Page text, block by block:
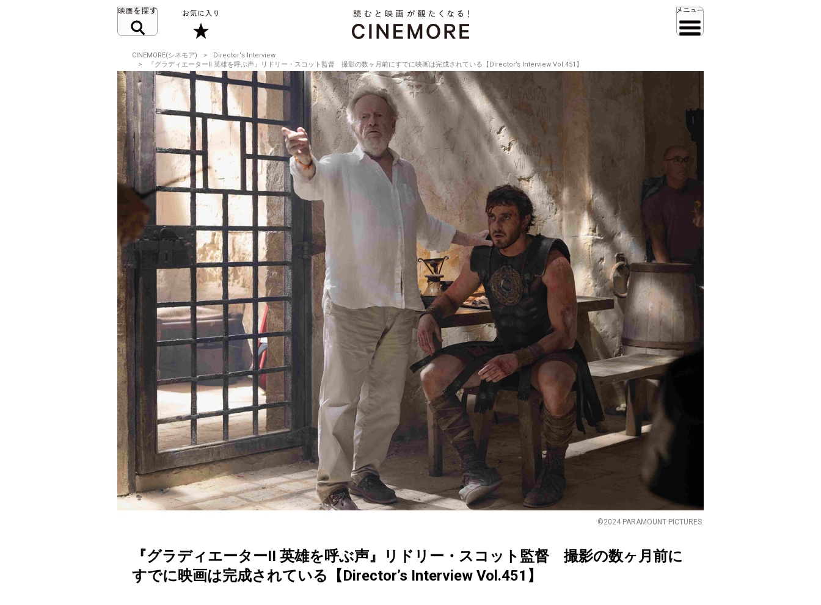
CINEMORE(シネモア)
Director‘s Interview
『グラディエーターII 英雄を呼ぶ声』リドリー・スコット監督 撮影の数ヶ月前にすでに映画は完成されている【Director’s Interview Vol.451】
©2024 PARAMOUNT PICTURES.
『グラディエーターII 英雄を呼ぶ声』リドリー・スコット監督 撮影の数ヶ月前に
すでに映画は完成されている【Director’s Interview Vol.451】